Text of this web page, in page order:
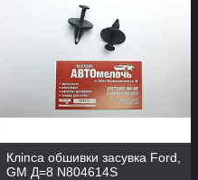
Кліпса обшивки засувка Ford,
GM Д=8 N804614S